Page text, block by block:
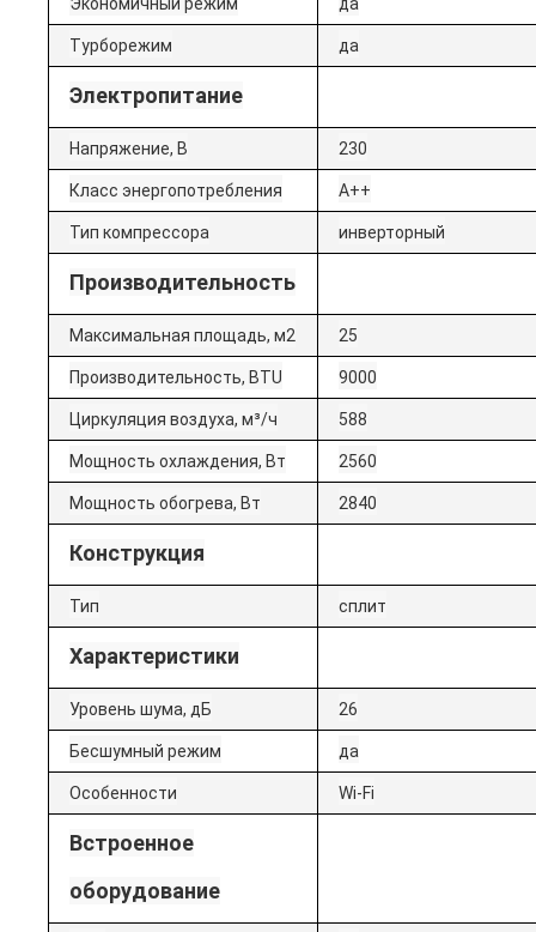
Турборежим да
Электропитание
Напряжение, В 230
Класс энергопотребления A++
Тип компрессора инверторный
Производительность
Максимальная площадь, м2 25
Производительность, BTU 9000
Циркуляция воздуха, м³/ч 588
Мощность охлаждения, Вт 2560
Мощность обогрева, Вт 2840
Конструкция
Тип сплит
Характеристики
Уровень шума, дБ 26
Бесшумный режим да
Особенности Wi-Fi
Встроенное
оборудование